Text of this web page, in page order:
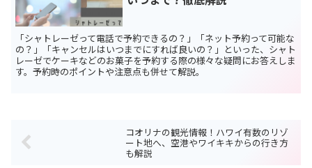
「シャトレーゼって電話で予約できるの？」「ネット予約って可能な
の？」「キャンセルはいつまでにすれば良いの？」といった、シャト
レーゼでケーキなどのお菓子を予約する際の様々な疑問にお答えしま
す。予約時のポイントや注意点も併せて解説。
コオリナの観光情報！ハワイ有数のリゾ
ート地へ、空港やワイキキからの行き方
も解説